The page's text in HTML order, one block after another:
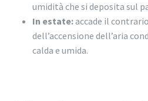
umidità che si deposita sul
In estate:accade il
dell’accensione dell’aria
calda e umida.